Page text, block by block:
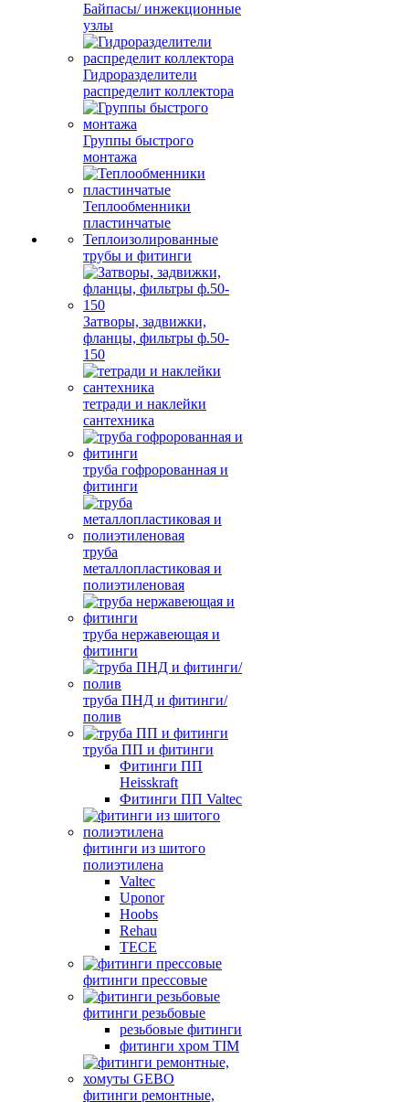
Байпасы/ инжекционные
узлы
Гидроразделители
распределит коллектора
Группы быстрого
монтажа
Теплообменники
пластинчатые
Теплоизолированные
трубы и фитинги
Затворы, задвижки,
фланцы, фильтры ф.50-
150
тетради и наклейки
сантехника
труба гофророванная и
фитинги
труба
металлопластиковая и
полиэтиленовая
труба нержавеющая и
фитинги
труба ПНД и фитинги/
полив
труба ПП и фитинги
Фитинги ПП
Heisskraft
Фитинги ПП Valtec
фитинги из шитого
полиэтилена
Valtec
Uponor
Hoobs
Rehau
TECE
фитинги прессовые
фитинги резьбовые
резьбовые фитинги
фитинги хром TIM
фитинги ремонтные,